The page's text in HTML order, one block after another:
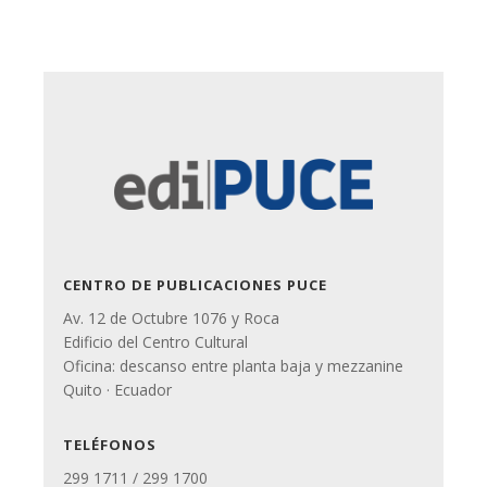
CENTRO DE PUBLICACIONES PUCE
Av. 12 de Octubre 1076 y Roca
Edificio del Centro Cultural
Oficina: descanso entre planta baja y mezzanine
Quito · Ecuador
TELÉFONOS
299 1711 / 299 1700